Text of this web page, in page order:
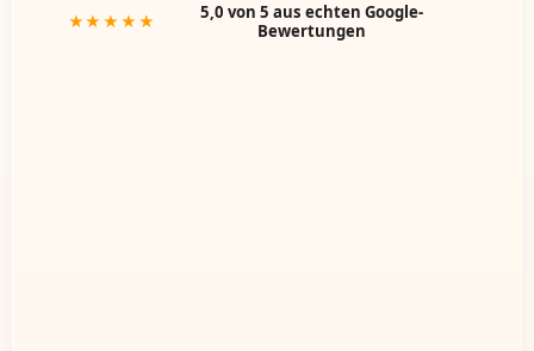
★★★★★
5,0 von 5 aus echten Google-
Bewertungen